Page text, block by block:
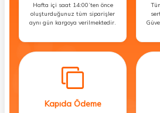
Hafta içi saat 14:00’ten önce
oluşturduğunuz tüm siparişler
aynı gün kargoya verilmektedir.
Kapıda Ödeme